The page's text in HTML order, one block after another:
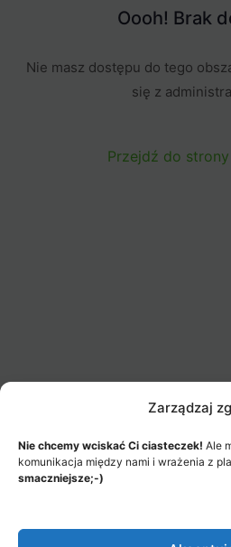
Zarządzaj
Nie chcemy wciskać Ci ciasteczek! Ale
komunikacja między nami i wrażenia z
smaczniejsze;-)
Oooh! Brak
Nie masz dostępu do tego
się z
Przejdź do